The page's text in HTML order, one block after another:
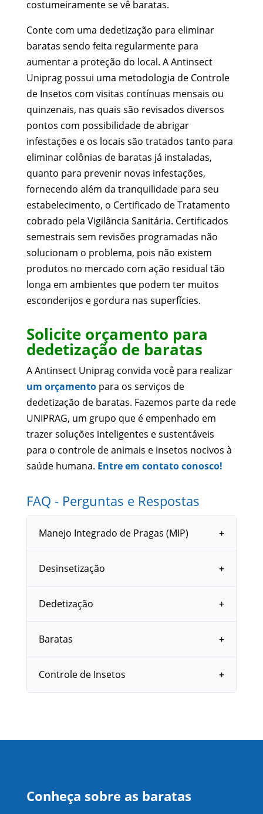
costumeiramente se vê baratas.
Conte com uma dedetização para eliminar
baratas sendo feita regularmente para
aumentar a proteção do local. A Antinsect
Uniprag possui uma metodologia de Controle
de Insetos com visitas contínuas mensais ou
quinzenais, nas quais são revisados diversos
pontos com possibilidade de abrigar
infestações e os locais são tratados tanto para
eliminar colônias de baratas já instaladas,
quanto para prevenir novas infestações,
fornecendo além da tranquilidade para seu
estabelecimento, o Certificado de Tratamento
cobrado pela Vigilância Sanitária. Certificados
semestrais sem revisões programadas não
solucionam o problema, pois não existem
produtos no mercado com ação residual tão
longa em ambientes que podem ter muitos
esconderijos e gordura nas superfícies.
Solicite orçamento para
dedetização de baratas
A Antinsect Uniprag convida você para realizar
um orçamentopara os serviços de
dedetização de baratas. Fazemos parte da rede
UNIPRAG, um grupo que é empenhado em
trazer soluções inteligentes e sustentáveis
para o controle de animais e insetos nocivos à
saúde humana. Entre em contato conosco!
FAQ - Perguntas e Respostas
Manejo Integrado de Pragas (MIP)
Desinsetização
Dedetização
Baratas
Controle de Insetos
Conheça sobre as baratas